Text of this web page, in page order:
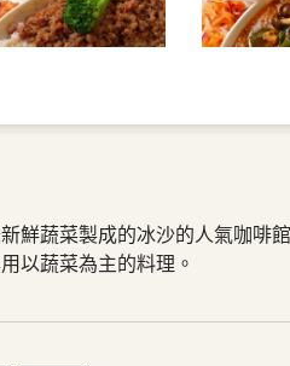
鮮蔬菜製成的冰沙的人氣咖啡
以蔬菜為主的料理。